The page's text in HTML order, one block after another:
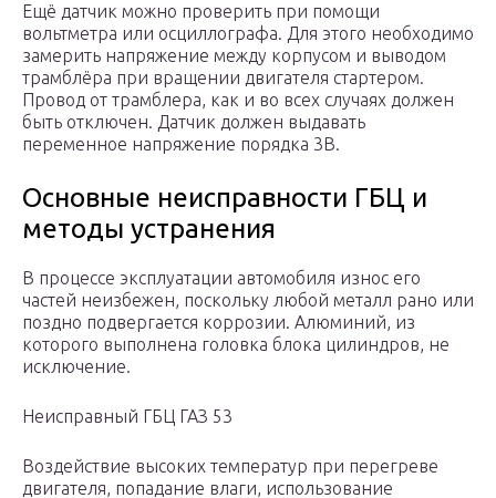
Ещё датчик можно проверить при помощи
вольтметра или осциллографа. Для этого необходимо
замерить напряжение между корпусом и выводом
трамблёра при вращении двигателя стартером.
Провод от трамблера, как и во всех случаях должен
быть отключен. Датчик должен выдавать
переменное напряжение порядка 3В.
Основные неисправности ГБЦ и
методы устранения
В процессе эксплуатации автомобиля износ его
частей неизбежен, поскольку любой металл рано или
поздно подвергается коррозии. Алюминий, из
которого выполнена головка блока цилиндров, не
исключение.
Неисправный ГБЦ ГАЗ 53
Воздействие высоких температур при перегреве
двигателя, попадание влаги, использование